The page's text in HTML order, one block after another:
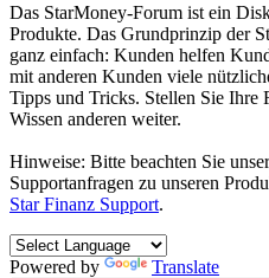
Das StarMoney-Forum ist ein
Produkte. Das Grundprinzip der
ganz einfach: Kunden helfen
mit anderen Kunden viele
Tipps und Tricks. Stellen Sie Ihre
Wissen anderen weiter.
Hinweise: Bitte beachten Sie
Supportanfragen zu unseren
Star Finanz Support.
Powered by Translate